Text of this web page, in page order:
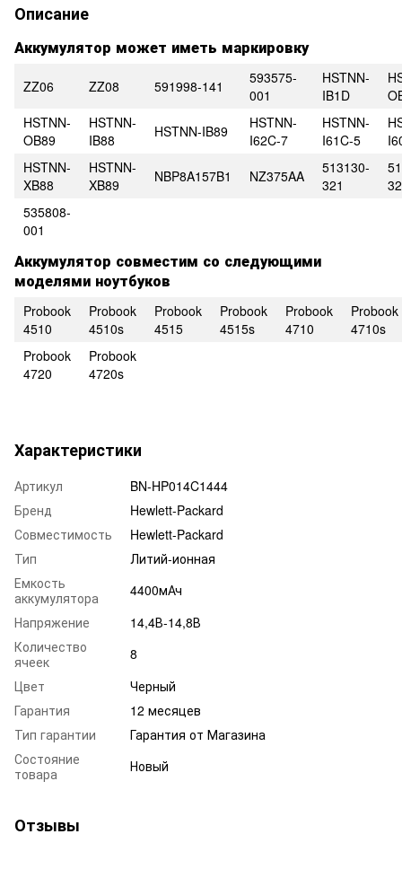
Описание
Аккумулятор может иметь маркировку
ZZ06 ZZ08 591998-141
593575-
001
HSTNN-
IB1D
HSTNN-
OB89
HSTNN-
IB88
HSTNN-IB89
HSTNN-
I62C-7
HSTNN-
I61C-5
HSTNN-
XB88
HSTNN-
XB89
NBP8A157B1 NZ375AA
513130-
321
535808-
001
Аккумулятор совместим со следующими
моделями ноутбуков
Probook
4510
Probook
4510s
Probook
4515
Probook
4515s
Probook
4710
Probook
4710s
Probook
4720
Probook
4720s
Характеристики
Артикул
BN-HP014C1444
Бренд
Hewlett-Packard
Совместимость
Hewlett-Packard
Тип
Литий-ионная
Емкость
аккумулятора
4400мАч
Напряжение
14,4В-14,8В
Количество
ячеек
8
Цвет
Черный
Гарантия
12 месяцев
Тип гарантии
Гарантия от Магазина
Состояние
товара
Новый
Отзывы